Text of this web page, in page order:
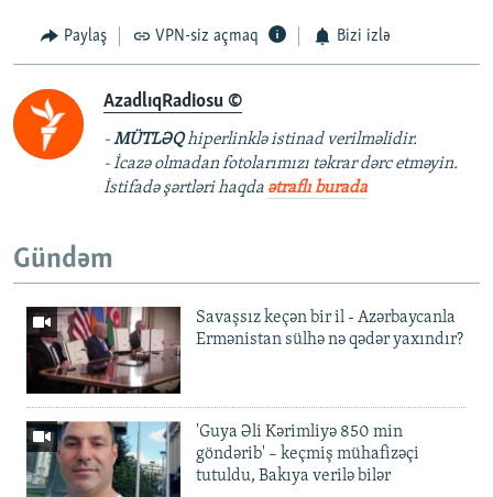
l
a
ə
t
l
Paylaş VPN-siz açmaq Bizi izlə
AzadlıqRadiosu ©
-MÜTLƏQhiperlinklə istinad verilməlidir.
- İcazə olmadan fotolarımızı təkrar dərc etməyin.
İstifadə şərtləri haqda ətraflı burada
Gündəm
Savaşsız keçən bir il - Azərbaycanla
Ermənistan sülhə nə qədər yaxındır?
'Guya Əli Kərimliyə 850 min
göndərib' – keçmiş mühafizəçi
tutuldu, Bakıya verilə bilər